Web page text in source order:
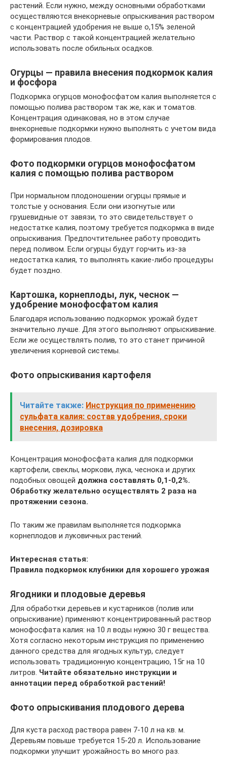
растений. Если нужно, между основными обработками
осуществляются внекорневые опрыскивания раствором
с концентрацией удобрения не выше о,15% зеленой
части. Раствор с такой концентрацией желательно
использовать после обильных осадков.
Огурцы — правила внесения подкормок калия
и фосфора
Подкормка огурцов монофосфатом калия выполняется с
помощью полива раствором так же, как и томатов.
Концентрация одинаковая, но в этом случае
внекорневые подкормки нужно выполнять с учетом вида
формирования плодов.
Фото подкормки огурцов монофосфатом
калия с помощью полива раствором
При нормальном плодоношении огурцы прямые и
толстые у основания. Если они изогнутые или
грушевидные от завязи, то это свидетельствует о
недостатке калия, поэтому требуется подкормка в виде
опрыскивания. Предпочтительнее работу проводить
перед поливом. Если огурцы будут горчить из-за
недостатка калия, то выполнять какие-либо процедуры
будет поздно.
Картошка, корнеплоды, лук, чеснок —
удобрение монофосфатом калия
Благодаря использованию подкормок урожай будет
значительно лучше. Для этого выполняют опрыскивание.
Если же осуществлять полив, то это станет причиной
увеличения корневой системы.
Фото опрыскивания картофеля
Читайте также: Инструкция по применению
сульфата калия: состав удобрения, сроки
внесения, дозировка
Концентрация монофосфата калия для подкормки
картофели, свеклы, моркови, лука, чеснока и других
подобных овощей должна составлять 0,1-0,2%.
Обработку желательно осуществлять 2 раза на
протяжении сезона.
По таким же правилам выполняется подкормка
корнеплодов и луковичных растений.
Интересная статья:
Правила подкормок клубники для хорошего урожая
Ягодники и плодовые деревья
Для обработки деревьев и кустарников (полив или
опрыскивание) применяют концентрированный раствор
монофосфата калия: на 10 л воды нужно 30 г вещества.
Хотя согласно некоторым инструкция по применению
данного средства для ягодных культур, следует
использовать традиционную концентрацию, 15г на 10
литров. Читайте обязательно инструкции и
аннотации перед обработкой растений!
Фото опрыскивания плодового дерева
Для куста расход раствора равен 7-10 л на кв. м.
Деревьям повыше требуется 15-20 л. Использование
подкормки улучшит урожайность во много раз.